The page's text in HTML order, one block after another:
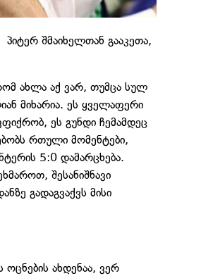
შმაიხელთან გააკეთა,
ახლა აქ ვარ, თუმცა სულ
მიხარია. ეს ყველაფერი
ეს გუნდი ჩემამდეც
რთული მომენტები,
5:0 დამარცხება.
შესანიშნავი
გადაგვაქვს მისი
ოცნების ახდენაა, ვერ